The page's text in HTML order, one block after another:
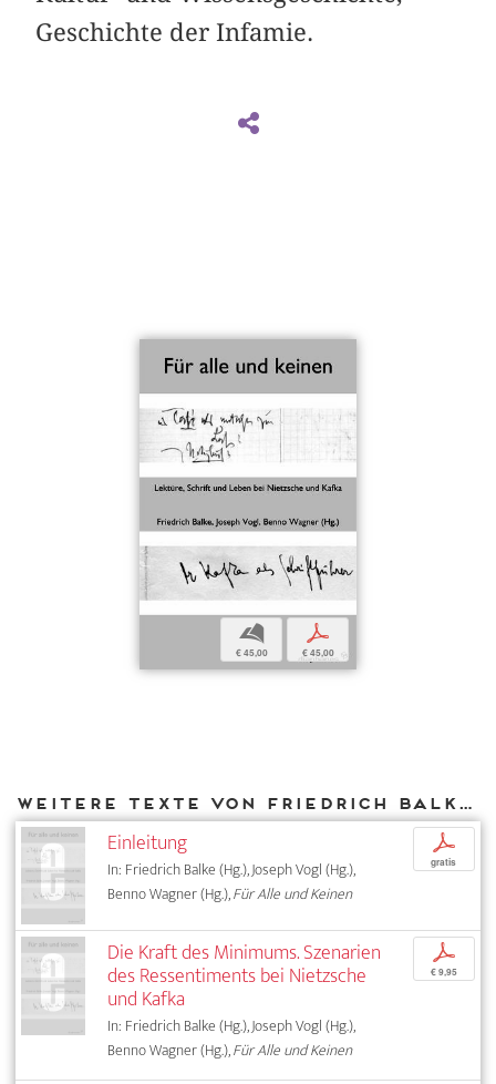
Geschichte der Infamie.
b
€ 45,00
p
€ 45,00
Weitere Texte von Friedrich Balke bei DIAPHANES
Einleitung
In: Friedrich Balke (Hg.), Joseph Vogl (Hg.),
Benno Wagner (Hg.),Für Alle und Keinen
p
gratis
Die Kraft des Minimums. Szenarien
des Ressentiments bei Nietzsche
und Kafka
In: Friedrich Balke (Hg.), Joseph Vogl (Hg.),
Benno Wagner (Hg.),Für Alle und Keinen
p
€ 9,95